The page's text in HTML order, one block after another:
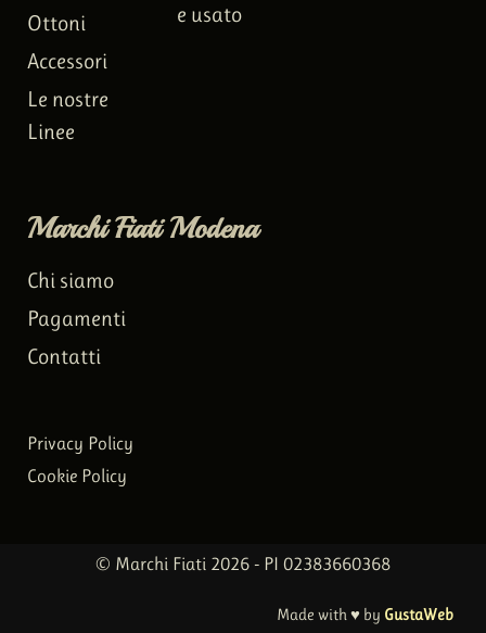
Ottoni
Accessori
Le nostre
Linee
e usato
Marchi Fiati Modena
Chi siamo
Pagamenti
Contatti
Privacy Policy
Cookie Policy
© Marchi Fiati 2026 - PI 02383660368
Made with ♥ by GustaWeb